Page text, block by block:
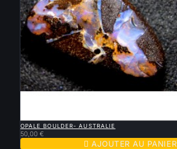
OPALE BOULDER- AUSTRALIE
50,00 €
 AJOUTER AU PANIER